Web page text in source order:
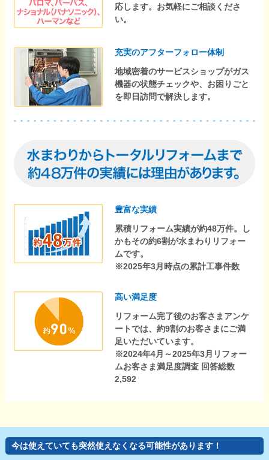
応します。お気軽にご相談くださ
い。
充実のアフターフォロー体制
地域密着のサービスショップがガス
機器の状態チェックや、お困りごと
を即日訪問で解決します。
豊富な実績
累積リフォーム実績が約48万件。し
かもその約6割が水まわりリフォー
ムです。
※2025年3月時点の累計工事件数
高い満足度
リフォーム完了後のお客さまアンケ
ートでは、約9割のお客さまにご満
足いただいています。
※2024年4月～2025年3月リフォー
ムお客さま満足度調査 回答総数
2,592
今は使えていても突然使えなくなる可能性があります！